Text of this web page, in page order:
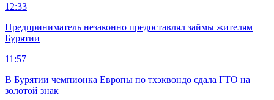
12:33
Предприниматель незаконно предоставлял займы жителям
Бурятии
11:57
В Бурятии чемпионка Европы по тхэквондо сдала ГТО на
золотой знак